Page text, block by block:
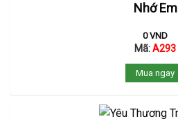
Nhớ Em
0VND
Mã:A293
Mua ngay